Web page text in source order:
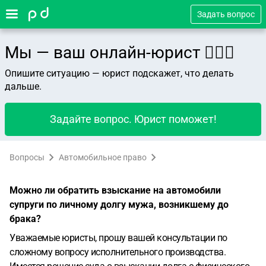
Задать вопрос
Мы — ваш онлайн-юрист 👨🏻‍⚖️
Опишите ситуацию — юрист подскажет, что делать
дальше.
Задайте вопрос. Юрист поможет!
Вопросы Автомобильное право
Можно ли обратить взыскание на автомобили
супруги по личному долгу мужа, возникшему до
брака?
Уважаемые юристы, прошу вашей консультации по
сложному вопросу исполнительного производства.